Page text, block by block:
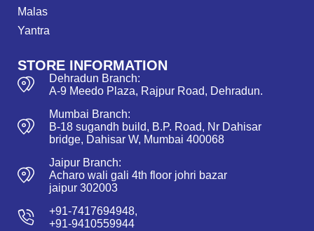
Malas
Yantra
STORE INFORMATION
Dehradun Branch:
A-9 Meedo Plaza, Rajpur Road, Dehradun.
Mumbai Branch:
B-18 sugandh build, B.P. Road, Nr Dahisar
bridge, Dahisar W, Mumbai 400068
Jaipur Branch:
Acharo wali gali 4th floor johri bazar
jaipur 302003
+91-7417694948,
+91-9410559944